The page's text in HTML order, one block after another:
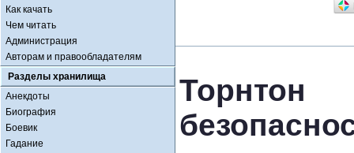
Как качать
Чем читать
Администрация
Авторам и правообладателям
Разделы хранилища
Анекдоты
Биография
Боевик
Гадание
Торнтон